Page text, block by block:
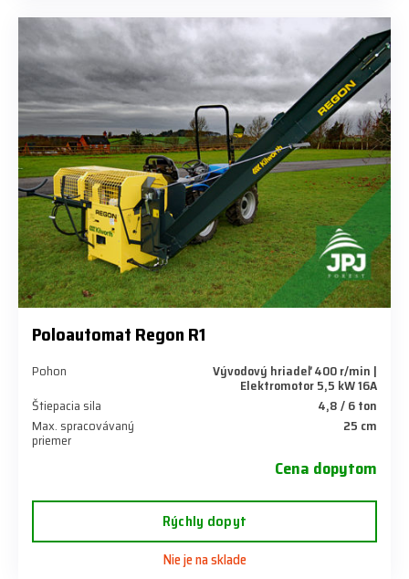
Poloautomat Regon R1
Pohon Vývodový hriadeľ 400 r/min |
Elektromotor 5,5 kW 16A
Štiepacia sila
4,8 / 6 ton
Max. spracovávaný
priemer
25 cm
Cena dopytom
Rýchly dopyt
Nie je na sklade